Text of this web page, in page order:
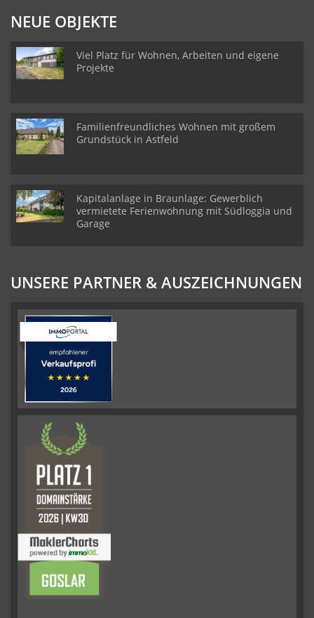
NEUE OBJEKTE
Viel Platz für Wohnen, Arbeiten und eigene
Projekte
Familienfreundliches Wohnen mit großem
Grundstück in Astfeld
Kapitalanlage in Braunlage: Gewerblich
vermietete Ferienwohnung mit Südloggia und
Garage
UNSERE PARTNER & AUSZEICHNUNGEN